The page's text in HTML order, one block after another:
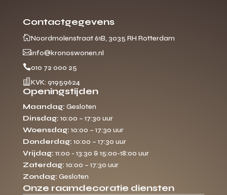
Contactgegevens
Noordmolenstraat 61B, 3035 RH Rotterdam
info@kronoswonen.nl
010 72 000 25
 KVK: 91959624
Openingstijden
Maandag: Gesloten
Dinsdag: 10:00 – 17:30 uur
Woensdag: 10:00 – 17:30 uur
Donderdag: 10:00 – 17:30 uur
Vrijdag: 11:00 - 13:30 & 15:00-18:00 uur
Zaterdag: 10:00 – 17:30 uur
Zondag: Gesloten
Onze raamdecoratie diensten